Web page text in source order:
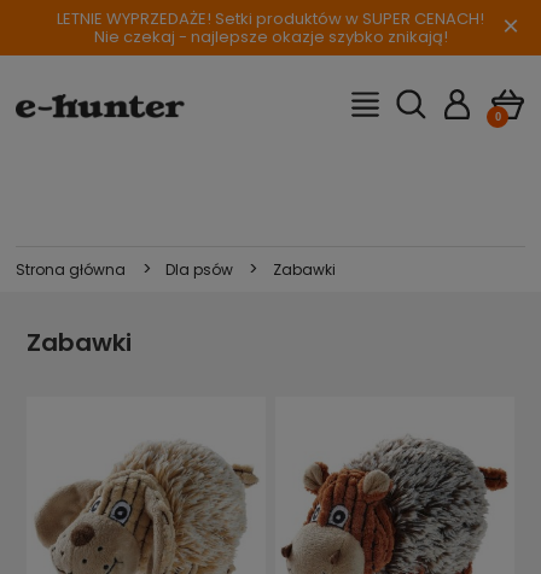
LETNIE WYPRZEDAŻE! Setki produktów w SUPER CENACH!
Nie czekaj - najlepsze okazje szybko znikają! ×
Strona główna > Dla psów > Zabawki
Zabawki